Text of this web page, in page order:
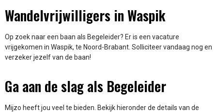
Wandelvrijwilligers in Waspik
Op zoek naar een baan als Begeleider? Er is een vacature
vrijgekomen in Waspik, te Noord-Brabant. Solliciteer vandaag nog en
verzeker jezelf van de baan!
Ga aan de slag als Begeleider
Mijzo heeft jou veel te bieden. Bekijk hieronder de details van de